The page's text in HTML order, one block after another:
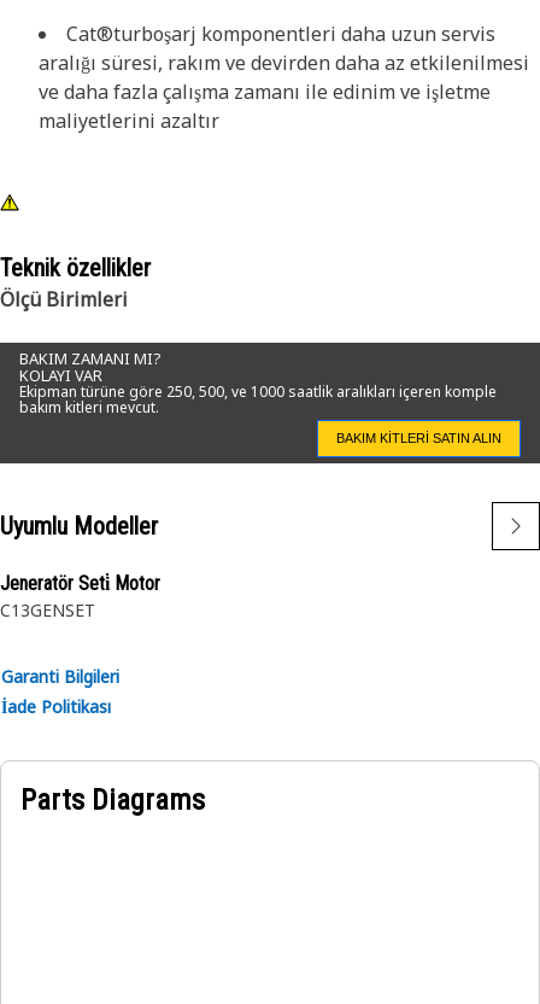
Cat®turboşarj komponentleri daha uzun servis
aralığı süresi, rakım ve devirden daha az etkilenilmesi
ve daha fazla çalışma zamanı ile edinim ve işletme
maliyetlerini azaltır
Teknik özellikler
Ölçü Birimleri
BAKIM ZAMANI MI?
KOLAYI VAR
Ekipman türüne göre 250, 500, ve 1000 saatlik aralıkları içeren komple
bakım kitleri mevcut.
BAKIM KITLERI SATIN ALIN
Uyumlu Modeller
Jeneratör Seti̇ Motor
C13GENSET
Garanti Bilgileri
İade Politikası
Parts Diagrams